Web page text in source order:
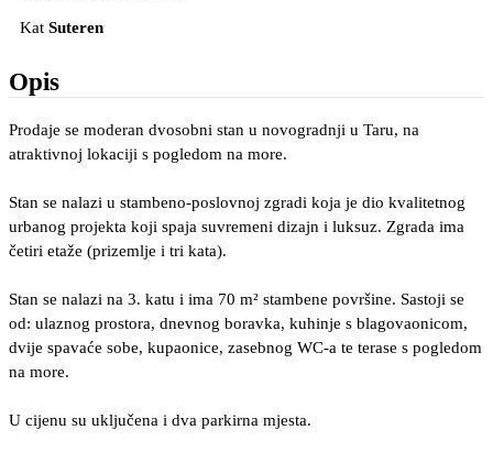
Kat Suteren
Opis
Prodaje se moderan dvosobni stan u novogradnji u Taru, na
atraktivnoj lokaciji s pogledom na more.
Stan se nalazi u stambeno-poslovnoj zgradi koja je dio kvalitetnog
urbanog projekta koji spaja suvremeni dizajn i luksuz. Zgrada ima
četiri etaže (prizemlje i tri kata).
Stan se nalazi na 3. katu i ima 70 m² stambene površine. Sastoji se
od: ulaznog prostora, dnevnog boravka, kuhinje s blagovaonicom,
dvije spavaće sobe, kupaonice, zasebnog WC-a te terase s pogledom
na more.
U cijenu su uključena i dva parkirna mjesta.